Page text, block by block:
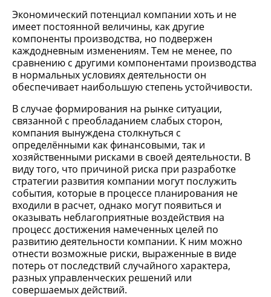
Экономический потенциал компании хоть и не
имеет постоянной величины, как другие
компоненты производства, но подвержен
каждодневным изменениям. Тем не менее, по
сравнению с другими компонентами производства
в нормальных условиях деятельности он
обеспечивает наибольшую степень устойчивости.
В случае формирования на рынке ситуации,
связанной с преобладанием слабых сторон,
компания вынуждена столкнуться с
определёнными как финансовыми, так и
хозяйственными рисками в своей деятельности. В
виду того, что причиной риска при разработке
стратегии развития компании могут послужить
события, которые в процессе планирования не
входили в расчет, однако могут появиться и
оказывать неблагоприятные воздействия на
процесс достижения намеченных целей по
развитию деятельности компании. К ним можно
отнести возможные риски, выраженные в виде
потерь от последствий случайного характера,
разных управленческих решений или
совершаемых действий.